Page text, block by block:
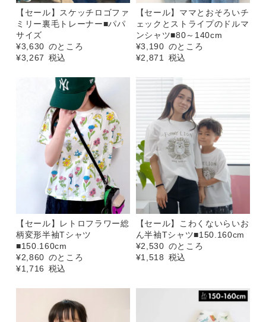
【セール】スケッチロゴファ
ミリー裏毛トレーナー■パパ
サイズ
¥3,630 のところ
¥3,267 税込
【セール】ママとおそろいチ
ェックとストライプのドルマ
ンシャツ■80～140cm
¥3,190 のところ
¥2,871 税込
【セール】レトロフラワー総
柄変形半袖Tシャツ
■150.160cm
¥2,860 のところ
¥1,716 税込
【セール】こわくないらいお
ん半袖Tシャツ■150.160cm
¥2,530 のところ
¥1,518 税込